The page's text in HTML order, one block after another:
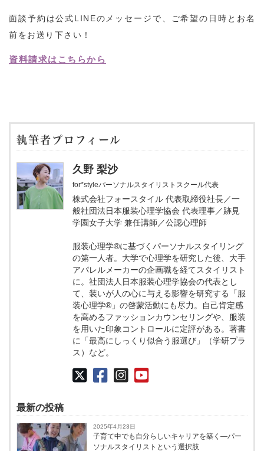
面談予約は公式LINEのメッセージで、ご希望の日時とお名
前をお送り下さい！
資料請求はこちらから
執筆者プロフィール
久野 梨沙
for*styleパーソナルスタイリストスクール代表
株式会社フォースタイル 代表取締役社長／一
般社団法日本服装心理学協会 代表理事／跡見
学園女子大学 兼任講師／公認心理師
服装心理学®に基づくパーソナルスタイリング
の第⼀人者。大学で心理学を研究した後、大手
アパレルメーカーの企画職を経てスタイリスト
に。社団法人日本服装心理学協会の代表とし
て、装いが人の心に与える影響を研究する「服
装心理学®」の啓蒙活動にも尽力。自己肯定感
を高めるファッションカウンセリングや、服装
を用いた印象コントロールに定評がある。著書
に「最高にしっくり似合う服選び」（学研プラ
ス）など。
最新の投稿
2025年4月23日
子育て中でも自分らしいキャリアを築く―パー
ソナルスタイリストという選択肢